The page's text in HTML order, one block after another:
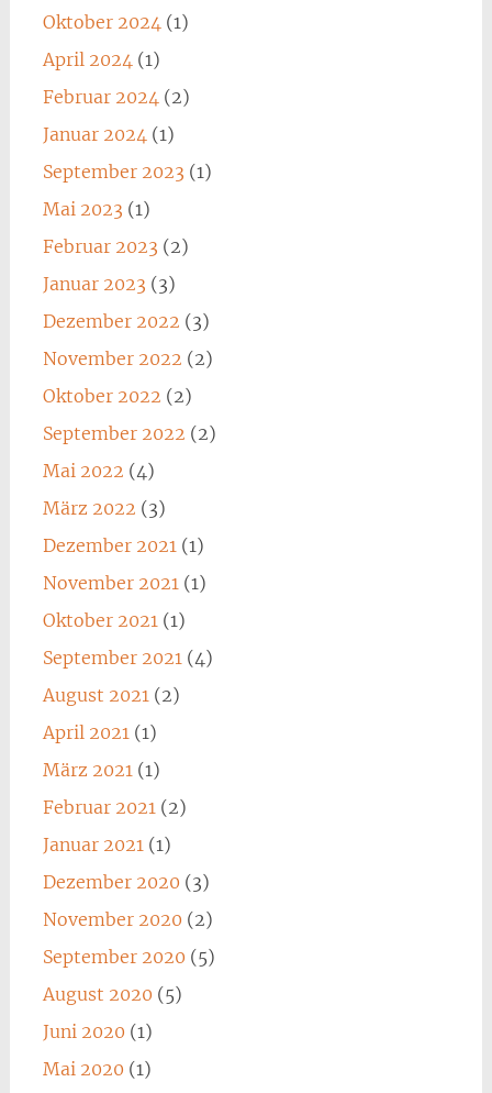
Oktober 2024 (1)
April 2024 (1)
Februar 2024 (2)
Januar 2024 (1)
September 2023 (1)
Mai 2023 (1)
Februar 2023 (2)
Januar 2023 (3)
Dezember 2022 (3)
November 2022 (2)
Oktober 2022 (2)
September 2022 (2)
Mai 2022 (4)
März 2022 (3)
Dezember 2021 (1)
November 2021 (1)
Oktober 2021 (1)
September 2021 (4)
August 2021 (2)
April 2021 (1)
März 2021 (1)
Februar 2021 (2)
Januar 2021 (1)
Dezember 2020 (3)
November 2020 (2)
September 2020 (5)
August 2020 (5)
Juni 2020 (1)
Mai 2020 (1)